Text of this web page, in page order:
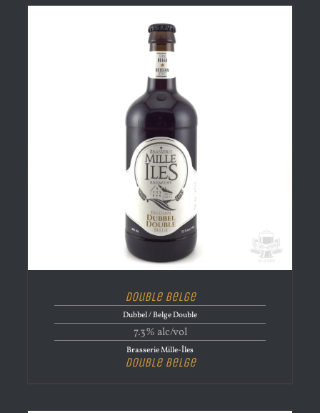
Double Belge
Dubbel / Belge Double
7.3% alc/vol
Brasserie Mille-Îles
Double Belge